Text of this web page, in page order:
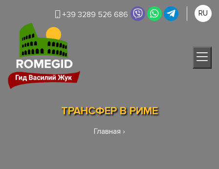
+39 3289 526 686 RU
ТРАНСФЕР В РИМЕ
Главная ›